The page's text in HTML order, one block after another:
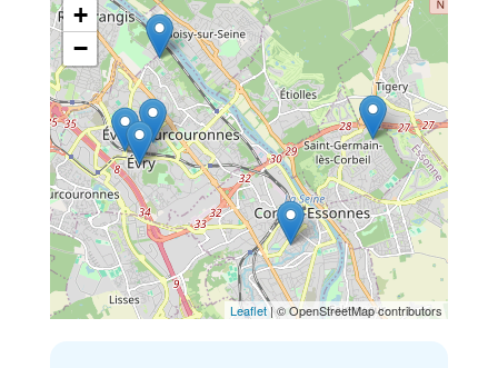
+
−
Leaflet| © OpenStreetMap contributors